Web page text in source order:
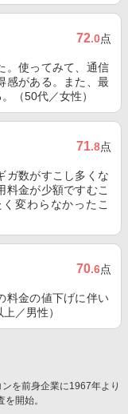
72.0点
。使ってみて、通信
感がある。また、最
（50代／女性）
71.8点
ガ数がすこし多くな
料金が少額ですむこ
変わらなかったこ
70.6点
料金の値下げに伴い
／男性）
を前身企業に1967年より
開始。